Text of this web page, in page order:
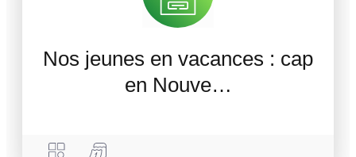
Nos jeunes en vacances : cap
en Nouve…